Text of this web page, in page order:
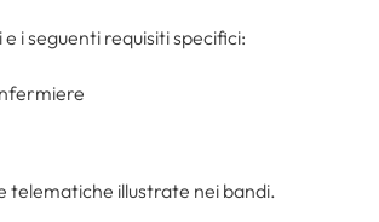
i seguenti requisiti specifici:
telematiche illustrate nei bandi.